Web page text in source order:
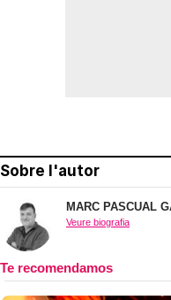
Sobre l'autor
MARC PASCUAL
Veure biografia